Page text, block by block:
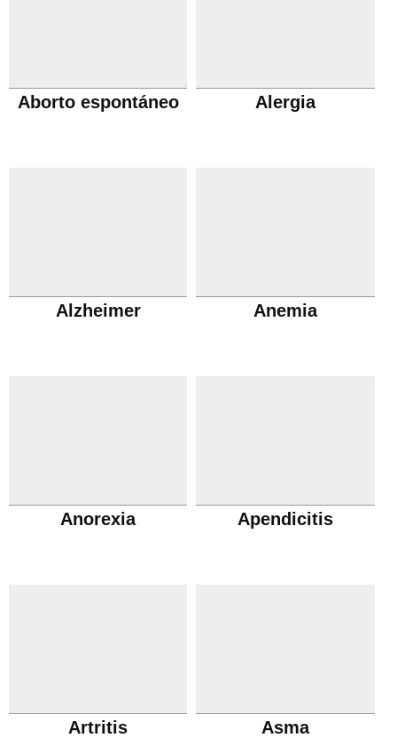
Aborto espontáneo Alergia
Alzheimer Anemia
Anorexia Apendicitis
Artritis Asma